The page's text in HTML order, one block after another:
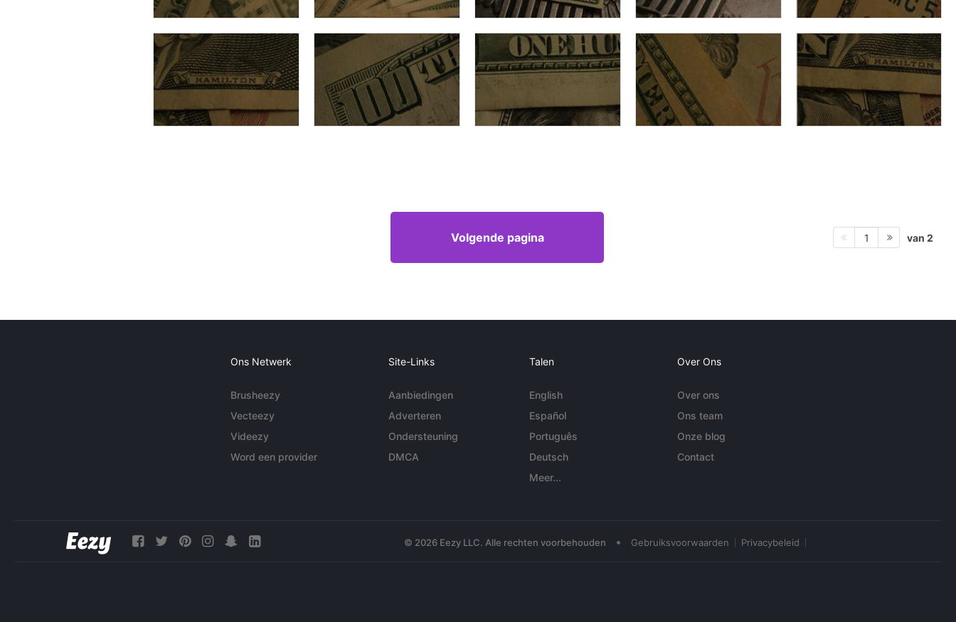
Volgende pagina 1 van 2
Ons Netwerk
Brusheezy
Vecteezy
Videezy
Word een provider
Site-Links
Aanbiedingen
Adverteren
Ondersteuning
DMCA
Talen
English
Español
Português
Deutsch
Meer...
Over Ons
Over ons
Ons team
Onze blog
Contact
© 2026 Eezy LLC. Alle rechten voorbehouden • Gebruiksvoorwaarden Privacybeleid